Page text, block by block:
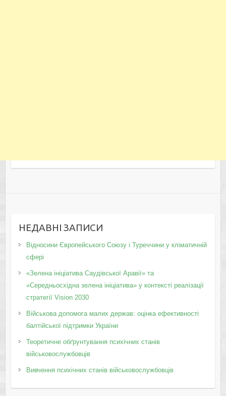
НЕДАВНІ ЗАПИСИ
Відносини Європейського Союзу і Туреччини у кліматичній
сфері
«Зелена ініціатива Саудівської Аравії» та
«Середньосхідна зелена ініціатива» у контексті реалізації
стратегії Vision 2030
Військова допомога малих держав: оцінка ефективності
балтійської підтримки України
Теоретичне обґрунтування психічних станів
військовослужбовців
Вивчення психічних станів військовослужбовців